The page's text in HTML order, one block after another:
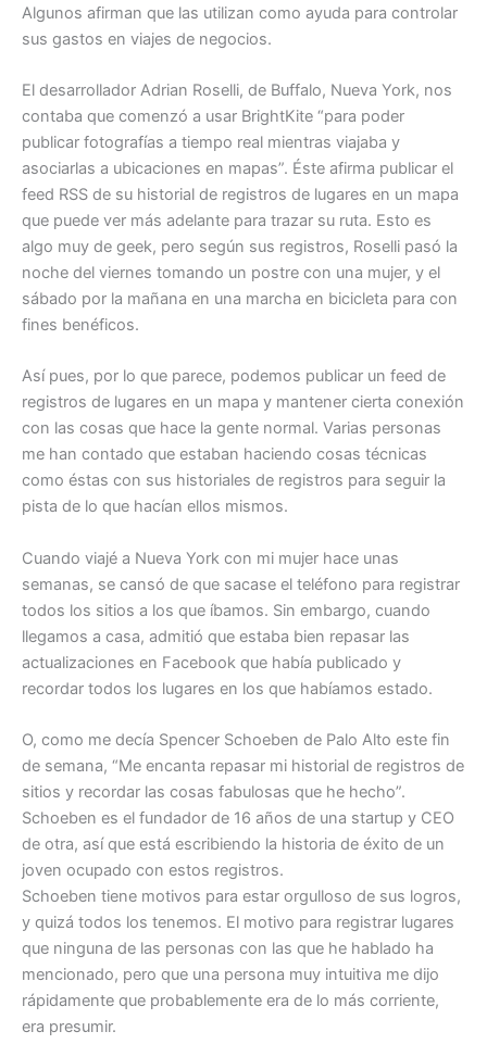
Algunos afirman que las utilizan como ayuda para controlar
sus gastos en viajes de negocios.
El desarrollador Adrian Roselli, de Buffalo, Nueva York, nos
contaba que comenzó a usar BrightKite “para poder
publicar fotografías a tiempo real mientras viajaba y
asociarlas a ubicaciones en mapas”. Éste afirma publicar el
feed RSS de su historial de registros de lugares en un mapa
que puede ver más adelante para trazar su ruta. Esto es
algo muy de geek, pero según sus registros, Roselli pasó la
noche del viernes tomando un postre con una mujer, y el
sábado por la mañana en una marcha en bicicleta para con
fines benéficos.
Así pues, por lo que parece, podemos publicar un feed de
registros de lugares en un mapa y mantener cierta conexión
con las cosas que hace la gente normal. Varias personas
me han contado que estaban haciendo cosas técnicas
como éstas con sus historiales de registros para seguir la
pista de lo que hacían ellos mismos.
Cuando viajé a Nueva York con mi mujer hace unas
semanas, se cansó de que sacase el teléfono para registrar
todos los sitios a los que íbamos. Sin embargo, cuando
llegamos a casa, admitió que estaba bien repasar las
actualizaciones en Facebook que había publicado y
recordar todos los lugares en los que habíamos estado.
O, como me decía Spencer Schoeben de Palo Alto este fin
de semana, “Me encanta repasar mi historial de registros de
sitios y recordar las cosas fabulosas que he hecho”.
Schoeben es el fundador de 16 años de una startup y CEO
de otra, así que está escribiendo la historia de éxito de un
joven ocupado con estos registros.
Schoeben tiene motivos para estar orgulloso de sus logros,
y quizá todos los tenemos. El motivo para registrar lugares
que ninguna de las personas con las que he hablado ha
mencionado, pero que una persona muy intuitiva me dijo
rápidamente que probablemente era de lo más corriente,
era presumir.